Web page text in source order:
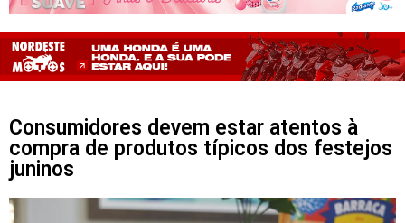
Consumidores devem estar atentos à
compra de produtos típicos dos festejos
juninos